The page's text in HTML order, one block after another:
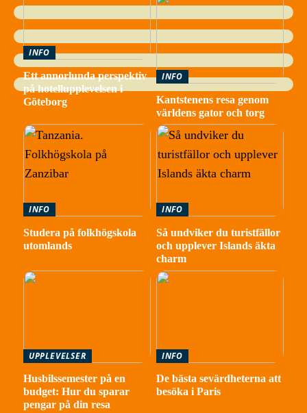
INFO
Ett annorlunda perspektiv
på hotellupplevelsen i
Göteborg
INFO
Kantstenens resa genom
världens gator och torg
INFO
Studera på folkhögskola
utomlands
INFO
Så undviker du turistfällor
och upplever Islands äkta
charm
UPPLEVELSER
Husbilssemester på en
budget: Hur du sparar
pengar på din resa
INFO
De bästa sevärdheterna att
besöka i Paris